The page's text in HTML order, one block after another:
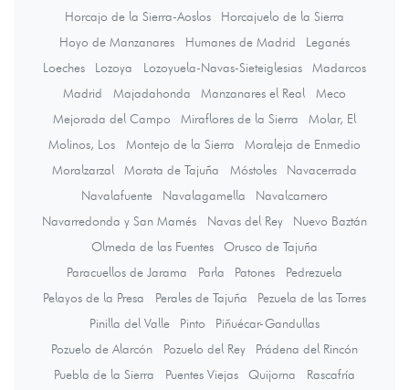
Horcajo de la Sierra-Aoslos
Horcajuelo de la Sierra
Hoyo de Manzanares
Humanes de Madrid
Leganés
Loeches
Lozoya Lozoyuela-Navas-Sieteiglesias
Madarcos
Madrid
Majadahonda Manzanares el Real
Meco
Mejorada del Campo
Miraflores de la Sierra
Molar, El
Molinos, Los
Montejo de la Sierra
Moraleja de Enmedio
Moralzarzal
Morata de Tajuña Móstoles
Navacerrada
Navalafuente
Navalagamella
Navalcarnero
Navarredonda y San Mamés
Navas del Rey
Nuevo Baztán
Olmeda de las Fuentes
Orusco de Tajuña
Paracuellos de Jarama
Parla Patones
Pedrezuela
Pelayos de la Presa
Perales de Tajuña
Pezuela de las Torres
Pinilla del Valle
Pinto
Piñuécar-Gandullas
Pozuelo de Alarcón
Pozuelo del Rey
Prádena del Rincón
Puebla de la Sierra
Puentes Viejas Quijorna
Rascafría